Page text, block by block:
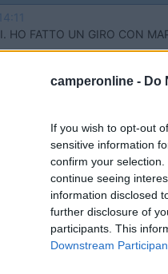
camperonline - Do
If you wish to opt-out
sensitive information
confirm your
continue seeing
information disclosed
further disclosure of
participants. This
Downstream
HO FATTO UN GIRO CON
08/26